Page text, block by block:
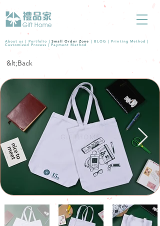
About us | Portfolio | Small Order Zone | BLOG |Printing Method |
Customized Process |Payment Method
&lt;Back